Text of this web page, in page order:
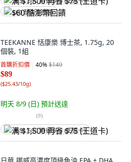
$60 酷澎幣回饋
TEEKANNE 恬康樂 博士茶, 1.75g, 20
個裝, 1組
首購折扣價 40%$149
$89
($25.43/10g)
明天 8/9 (日) 預計送達
(9)
满 $1,500 再省 $75 (王道卡)